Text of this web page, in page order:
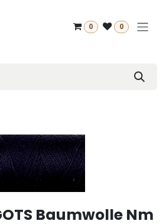
0 0
Baumwolle Nm